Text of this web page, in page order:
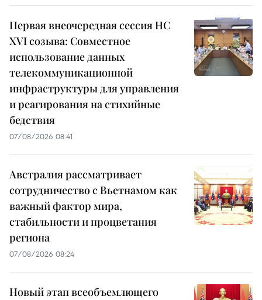
Первая внеочередная сессия НС
XVI созыва: Совместное
использование данных
телекоммуникационной
инфраструктуры для управления
и реагирования на стихийные
бедствия
07/08/2026 08:41
Австралия рассматривает
сотрудничество с Вьетнамом как
важный фактор мира,
стабильности и процветания
региона
07/08/2026 08:24
Новый этап всеобъемлющего